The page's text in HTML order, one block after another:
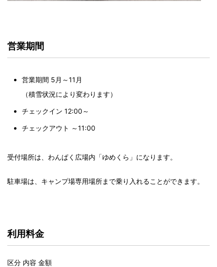
営業期間
営業期間 5月～11月
（積雪状況により変わります）
チェックイン 12:00～
チェックアウト ～11:00
受付場所は、わんぱく広場内「ゆめくら」になります。
駐車場は、キャンプ場専用場所まで乗り入れることができます。
利用料金
区分 内容 金額